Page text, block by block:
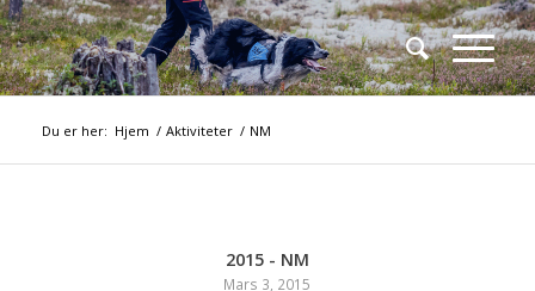
Du er her: Hjem / Aktiviteter / NM
2015 - NM
Mars 3, 2015